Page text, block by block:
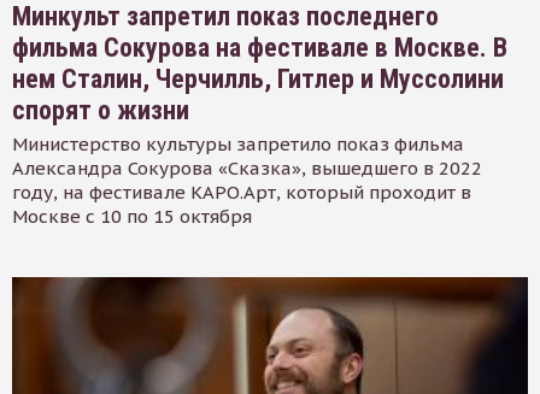
Минкульт запретил показ последнего
фильма Сокурова на фестивале в Москве. В
нем Сталин, Черчилль, Гитлер и Муссолини
спорят о жизни
Министерство культуры запретило показ фильма
Александра Сокурова «Сказка», вышедшего в 2022
году, на фестивале КАРО.Арт, который проходит в
Москве с 10 по 15 октября